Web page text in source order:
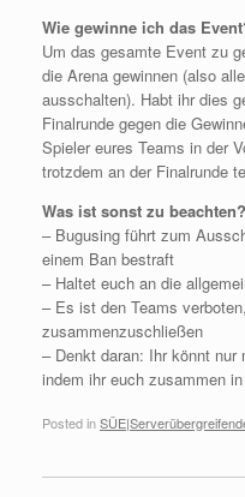
Wie gewinne ich das
Um das gesamte Event zu
die Arena gewinnen (also
ausschalten). Habt ihr dies
Finalrunde gegen die
Spieler eures Teams in der
trotzdem an der Finalrunde
Was ist sonst zu beachten?
– Bugusing führt zum
einem Ban bestraft
– Haltet euch an die
– Es ist den Teams
zusammenzuschließen
– Denkt daran: Ihr könnt nur
indem ihr euch zusammen
Posted in